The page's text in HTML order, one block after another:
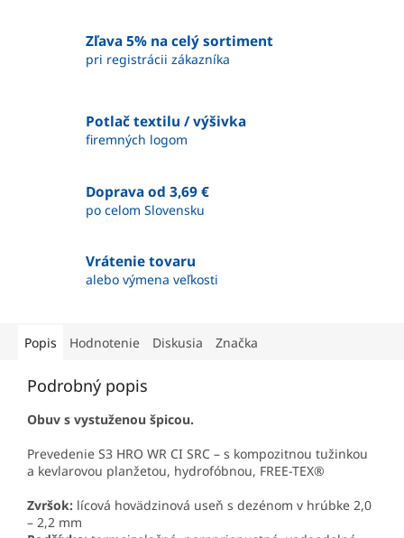
Zľava 5% na celý sortiment
pri registrácii zákazníka
Potlač textilu / výšivka
firemných logom
Doprava od 3,69 €
po celom Slovensku
Vrátenie tovaru
alebo výmena veľkosti
Popis Hodnotenie Diskusia Značka
Podrobný popis
Obuv s vystuženou špicou.
Prevedenie S3 HRO WR CI SRC – s kompozitnou tužinkou
a kevlarovou planžetou, hydrofóbnou, FREE-TEX®
Zvršok: lícová hovädzinová useň s dezénom v hrúbke 2,0
– 2,2 mm